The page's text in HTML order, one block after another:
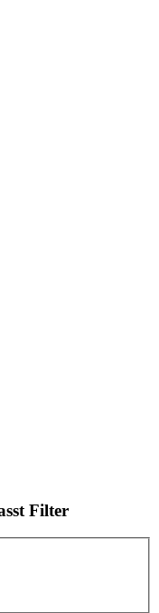
Filter